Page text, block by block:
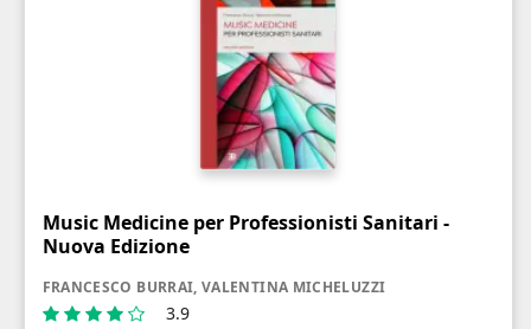
Music Medicine per Professionisti Sanitari -
Nuova Edizione
FRANCESCO BURRAI, VALENTINA MICHELUZZI
3.9